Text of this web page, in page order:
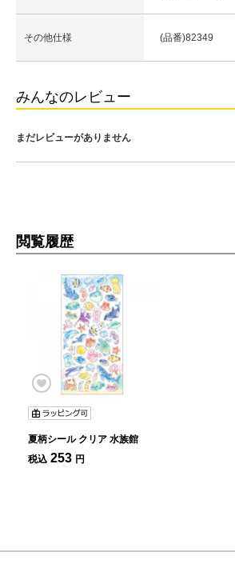
その他仕様 (品番)82349
みんなのレビュー
まだレビューがありません
閲覧履歴
夏柄シール クリア 水族館
税込 253 円